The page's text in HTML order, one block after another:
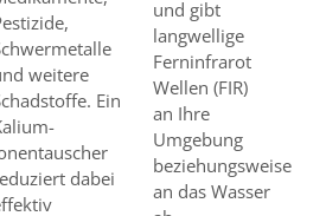
weitere
Ein
dabei
und gibt
langwellige
Ferninfrarot
Wellen (FIR)
an Ihre
Umgebung
beziehungsweise
an das Wasser